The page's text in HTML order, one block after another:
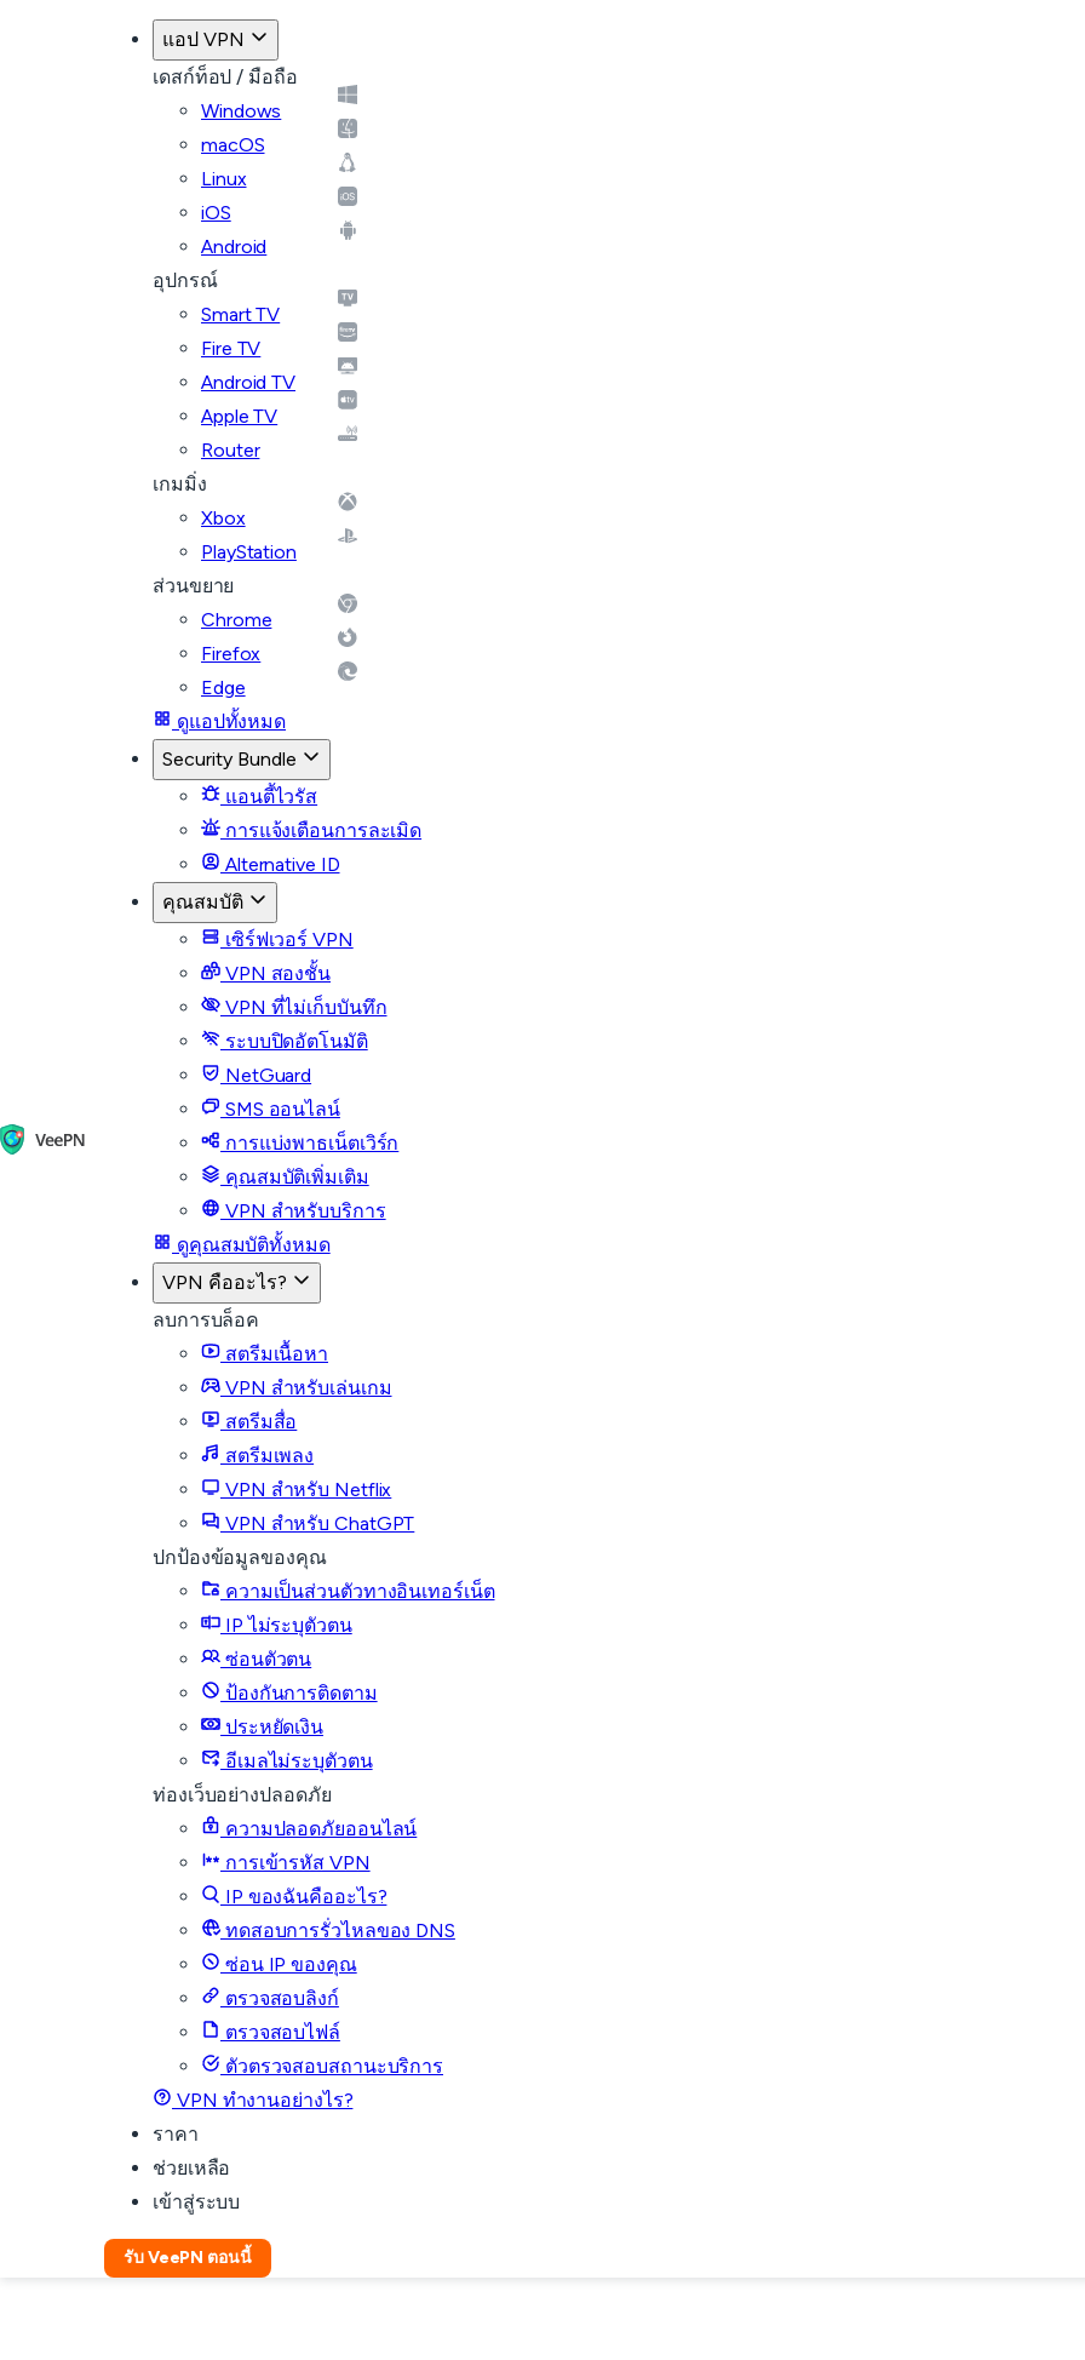
แอป VPN
เดสก์ท็อป / มือถือ
Windows
macOS
Linux
iOS
Android
อุปกรณ์
Smart TV
Fire TV
Android TV
Apple TV
Router
เกมมิ่ง
Xbox
PlayStation
ส่วนขยาย
Chrome
Firefox
Edge
ดูแอปทั้งหมด
Security Bundle
แอนตี้ไวรัส
การแจ้งเตือนการละเมิด
Alternative ID
คุณสมบัติ
เซิร์ฟเวอร์ VPN
VPN สองชั้น
VPN ที่ไม่เก็บบันทึก
ระบบปิดอัตโนมัติ
NetGuard
SMS ออนไลน์
การแบ่งพาธเน็ตเวิร์ก
คุณสมบัติเพิ่มเติม
VPN สำหรับบริการ
ดูคุณสมบัติทั้งหมด
VPN คืออะไร?
ลบการบล็อค
สตรีมเนื้อหา
VPN สำหรับเล่นเกม
สตรีมสื่อ
สตรีมเพลง
VPN สำหรับ Netflix
VPN สำหรับ ChatGPT
ปกป้องข้อมูลของคุณ
ความเป็นส่วนตัวทางอินเทอร์เน็ต
IP ไม่ระบุตัวตน
ซ่อนตัวตน
ป้องกันการติดตาม
ประหยัดเงิน
อีเมลไม่ระบุตัวตน
ท่องเว็บอย่างปลอดภัย
ความปลอดภัยออนไลน์
การเข้ารหัส VPN
IP ของฉันคืออะไร?
ทดสอบการรั่วไหลของ DNS
ซ่อน IP ของคุณ
ตรวจสอบลิงก์
ตรวจสอบไฟล์
ตัวตรวจสอบสถานะบริการ
VPN ทำงานอย่างไร?
ราคา
ช่วยเหลือ
เข้าสู่ระบบ
รับ VeePN ตอนนี้